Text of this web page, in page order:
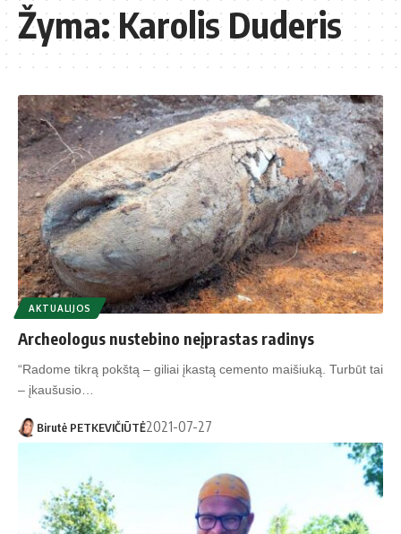
Žyma:Karolis Duderis
AKTUALIJOS
Archeologus nustebino neįprastas radinys
“Radome tikrą pokštą – giliai įkastą cemento maišiuką. Turbūt tai
– įkaušusio…
Birutė PETKEVIČIŪTĖ2021-07-27